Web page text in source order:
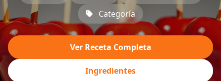
Categoría
Ver Receta Completa
Ingredientes